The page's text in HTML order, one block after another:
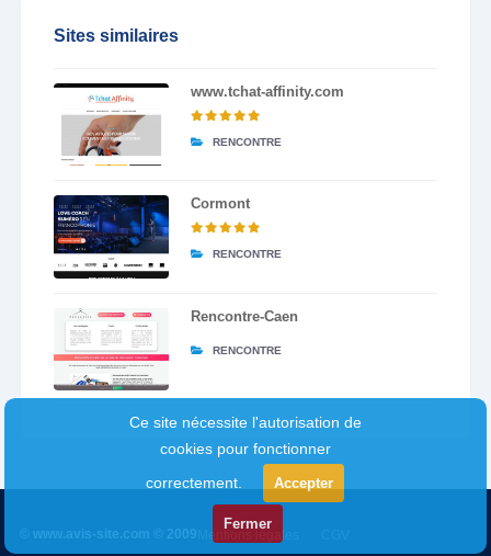
Sites similaires
www.tchat-affinity.com
RENCONTRE
Cormont
RENCONTRE
Rencontre-Caen
RENCONTRE
© www.avis-site.com © 2009
Ce site nécessite l'autorisation de
cookies pour fonctionner
correctement.
Accepter
Fermer